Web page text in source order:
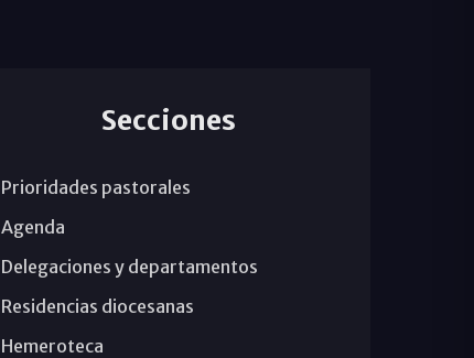
Secciones
Prioridades pastorales
Agenda
Delegaciones y departamentos
Residencias diocesanas
Hemeroteca